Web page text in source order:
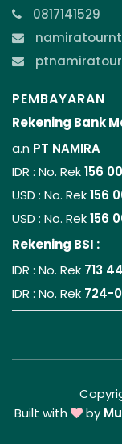
0817141529
PEMBAYARAN
Rekening Bank
a.n PT NAMIRA
IDR : No. Rek156
USD : No. Rek156
USD : No. Rek156
Rekening BSI :
IDR : No. Rek 713
IDR : No. Rek 724-
Built with
by